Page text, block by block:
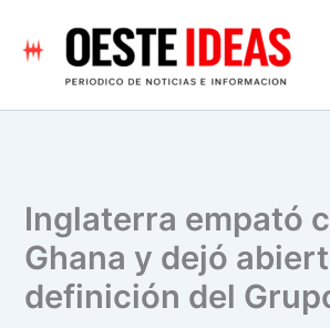
contenido
Inglaterra empató
Ghana y dejó
definición del